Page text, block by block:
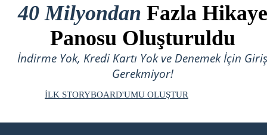
40 Milyondan Fazla Hikaye
Panosu Oluşturuldu
İndirme Yok, Kredi Kartı Yok ve Denemek İçin Giriş
Gerekmiyor!
İLK STORYBOARD'UMU OLUŞTUR